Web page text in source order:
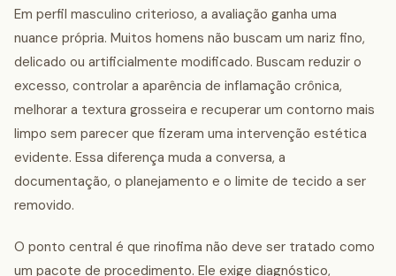
Em perfil masculino criterioso, a avaliação ganha uma
nuance própria. Muitos homens não buscam um nariz fino,
delicado ou artificialmente modificado. Buscam reduzir o
excesso, controlar a aparência de inflamação crônica,
melhorar a textura grosseira e recuperar um contorno mais
limpo sem parecer que fizeram uma intervenção estética
evidente. Essa diferença muda a conversa, a
documentação, o planejamento e o limite de tecido a ser
removido.
O ponto central é que rinofima não deve ser tratado como
um pacote de procedimento. Ele exige diagnóstico,